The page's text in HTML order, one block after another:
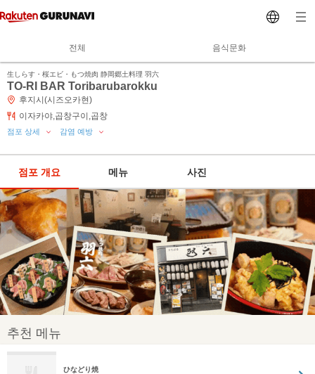
전체 음식문화
生しらす・桜エビ・もつ焼肉 静岡郷土料理 羽六
TO-RI BAR Toribarubarokku
후지시(시즈오카현)
이자카야,곱창구이,곱창
점포 상세 감염 예방
점포 개요 메뉴 사진
추천 메뉴
ひなどり焼